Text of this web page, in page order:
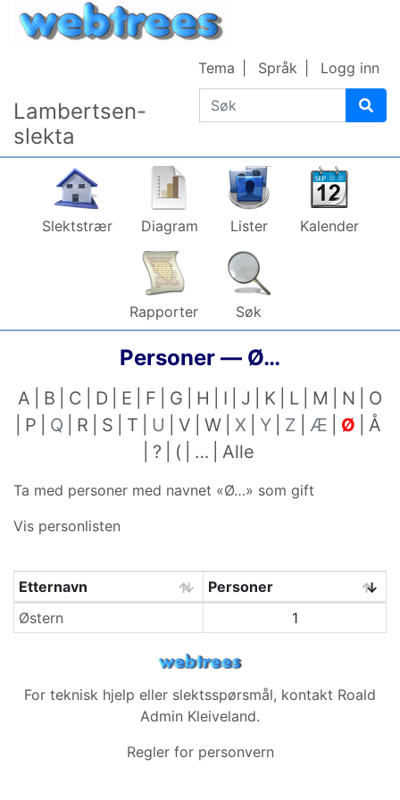
Lambertsen-
slekta
Søk
Tema Språk Logg inn
Slektstrær Diagram Lister Kalender
Rapporter Søk
Personer — Ø…
A B C D E F G H I J K L M N
O
P
Q R S T U V W X Y Z Æ Ø
Å
?
( … Alle
Ta med personer med navnet «Ø…» som gift
Vis personlisten
Etternavn
Etternavn
Personer
Østern
1
For teknisk hjelp eller slektsspørsmål, kontakt Roald
Admin Kleiveland.
Regler for personvern